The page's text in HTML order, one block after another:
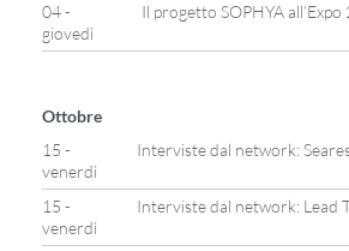
04 -
giovedì
Il progetto SOPHYA
Ottobre
15 -
venerdì
Interviste dal network:
15 -
venerdì
Interviste dal network: Lead